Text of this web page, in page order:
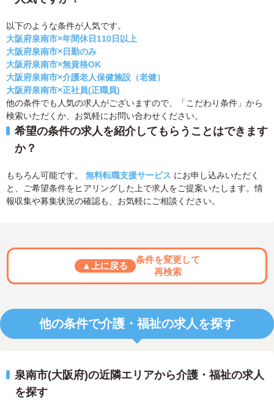
以下のような条件が人気です。
大阪府泉南市×年間休日110日以上
大阪府泉南市×日勤のみ
大阪府泉南市×無資格OK
大阪府泉南市×介護老人保健施設（老健）
大阪府泉南市×正社員(正職員)
他の条件でも人気の求人がございますので、「こだわり条件」から
検索いただくか、お気軽にお問い合わせください。
希望の条件の求人を紹介してもらうことはできます
か？
もちろん可能です。 無料転職支援サービス にお申し込みいただく
と、ご希望条件をヒアリングした上で求人をご提案いたします。情
報収集や募集状況の確認も、お気軽にご相談ください。
▲上に戻る
条件を変更して
再検索
他の条件で介護・福祉の求人を探す
泉南市(大阪府)の近隣エリアから介護・福祉の求人
を探す